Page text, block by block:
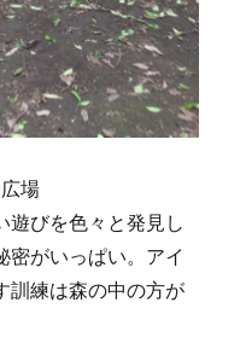
場
遊びを色々と発見し
密がいっぱい。アイ
訓練は森の中の方が